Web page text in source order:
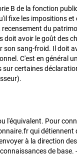
B de la fonction
fixe les impositions
du
avoir le goût des
son sang-froid. Il doit
C'est en général
certaines
l'équivalent. Pour
qui
à la direction
de